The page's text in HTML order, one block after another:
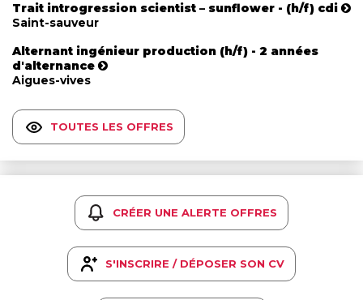
Trait introgression scientist – sunflower - (h/f) cdi
Saint-sauveur
Alternant ingénieur production (h/f) - 2 années
d'alternance
Aigues-vives
TOUTES LES OFFRES
CRÉER UNE ALERTE OFFRES
S'INSCRIRE / DÉPOSER SON CV